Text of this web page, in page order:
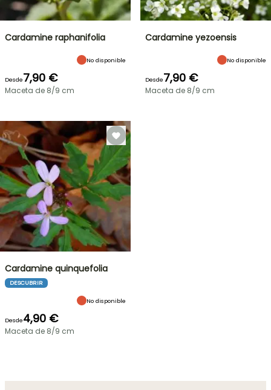
Cardamine raphanifolia
No disponible
Desde7,90 €
Maceta de 8/9 cm
Cardamine yezoensis
No disponible
Desde7,90 €
Maceta de 8/9 cm
Cardamine quinquefolia
DESCUBRIR
No disponible
Desde4,90 €
Maceta de 8/9 cm